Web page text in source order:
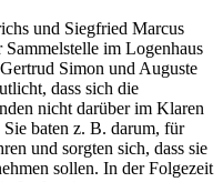
und Siegfried Marcus
im Logenhaus
Simon und Auguste
dass sich die
nicht darüber im Klaren
baten z. B. darum, für
und sorgten sich, dass sie
sollen. In der Folgezeit